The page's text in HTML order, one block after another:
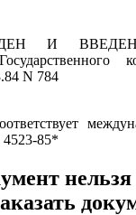
И
N 784
85*
нельзя